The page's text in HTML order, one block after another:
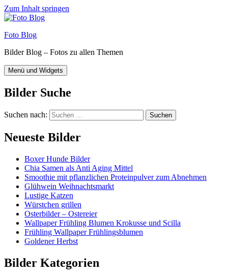
Zum Inhalt springen
Foto Blog
Bilder Blog – Fotos zu allen Themen
Menü und Widgets
Bilder Suche
Suchen nach:
Neueste Bilder
Boxer Hunde Bilder
Chia Samen als Anti Aging Mittel
Smoothie mit pflanzlichen Proteinpulver zum Abnehmen
Glühwein Weihnachtsmarkt
Lustige Katzen
Würstchen grillen
Osterbilder – Ostereier
Wallpaper Frühling Blumen Krokusse und Scilla
Frühling Wallpaper Frühlingsblumen
Goldener Herbst
Bilder Kategorien